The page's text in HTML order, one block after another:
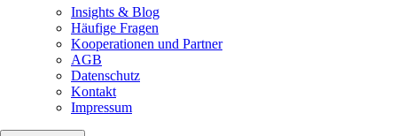
Insights & Blog
Häufige Fragen
Kooperationen und Partner
AGB
Datenschutz
Kontakt
Impressum